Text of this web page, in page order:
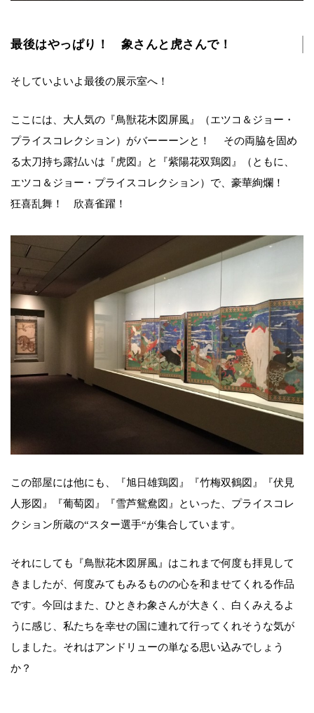
最後はやっぱり！ 象さんと虎さんで！
そしていよいよ最後の展示室へ！
ここには、大人気の『鳥獣花木図屏風』（エツコ＆ジョー・
プライスコレクション）がバーーーンと！ その両脇を固め
る太刀持ち露払いは『虎図』と『紫陽花双鶏図』（ともに、
エツコ＆ジョー・プライスコレクション）で、豪華絢爛！
狂喜乱舞！ 欣喜雀躍！
この部屋には他にも、『旭日雄鶏図』『竹梅双鶴図』『伏見
人形図』『葡萄図』『雪芦鴛鴦図』といった、プライスコレ
クション所蔵の“スター選手“が集合しています。
それにしても『鳥獣花木図屏風』はこれまで何度も拝見して
きましたが、何度みてもみるものの心を和ませてくれる作品
です。今回はまた、ひときわ象さんが大きく、白くみえるよ
うに感じ、私たちを幸せの国に連れて行ってくれそうな気が
しました。それはアンドリューの単なる思い込みでしょう
か？